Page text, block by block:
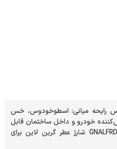
رایحه میانی: اسطوخودوس، خس
خودرو و داخل ساختمان قابل
استفاده برای دستگاه‌های GNFRAIRDIFRGN و GNALFRDI130BK شارژ عطر گرین لاین برای